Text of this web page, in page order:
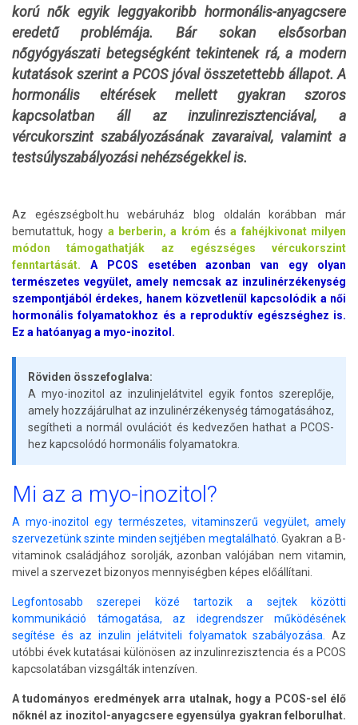
korú nők egyik leggyakoribb hormonális-anyagcsere
eredetű problémája. Bár sokan elsősorban
nőgyógyászati betegségként tekintenek rá, a modern
kutatások szerint a PCOS jóval összetettebb állapot. A
hormonális eltérések mellett gyakran szoros
kapcsolatban áll az inzulinrezisztenciával, a
vércukorszint szabályozásának zavaraival, valamint a
testsúlyszabályozási nehézségekkel is.
Az egészségbolt.hu webáruház blog oldalán korábban már
bemutattuk, hogy a berberin, a króm ésa fahéjkivonat milyen
módon támogathatják az egészséges vércukorszint
fenntartását.
A PCOS esetében azonban van egy olyan
természetes vegyület, amely nemcsak az inzulinérzékenység
szempontjából érdekes, hanem közvetlenül kapcsolódik a női
hormonális folyamatokhoz és a reproduktív egészséghez is.
Ez a hatóanyag a myo-inozitol.
Röviden összefoglalva:
A myo-inozitol az inzulinjelátvitel egyik fontos szereplője,
amely hozzájárulhat az inzulinérzékenység támogatásához,
segítheti a normál ovulációt és kedvezően hathat a PCOS-
hez kapcsolódó hormonális folyamatokra.
Mi az a myo-inozitol?
A myo-inozitol egy természetes, vitaminszerű vegyület, amely
szervezetünk szinte minden sejtjében megtalálható. Gyakran a B-
vitaminok családjához sorolják, azonban valójában nem vitamin,
mivel a szervezet bizonyos mennyiségben képes előállítani.
Legfontosabb szerepei közé tartozik a sejtek közötti
kommunikáció támogatása, az idegrendszer működésének
segítése és az inzulin jelátviteli folyamatok szabályozása.
Az
utóbbi évek kutatásai különösen az inzulinrezisztencia és a PCOS
kapcsolatában vizsgálták intenzíven.
A tudományos eredmények arra utalnak, hogy a PCOS-sel élő
nőknél az inozitol-anyagcsere egyensúlya gyakran felborulhat.